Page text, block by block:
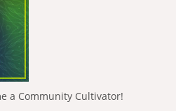
a Community Cultivator!